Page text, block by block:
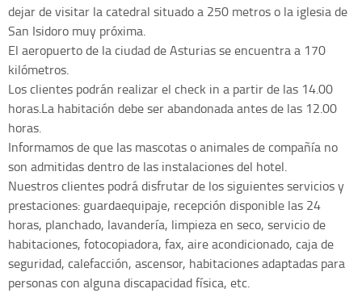
dejar de visitar la catedral situado a 250 metros o la iglesia de
San Isidoro muy próxima.
El aeropuerto de la ciudad de Asturias se encuentra a 170
kilómetros.
Los clientes podrán realizar el check in a partir de las 14.00
horas.La habitación debe ser abandonada antes de las 12.00
horas.
Informamos de que las mascotas o animales de compañía no
son admitidas dentro de las instalaciones del hotel.
Nuestros clientes podrá disfrutar de los siguientes servicios y
prestaciones: guardaequipaje, recepción disponible las 24
horas, planchado, lavandería, limpieza en seco, servicio de
habitaciones, fotocopiadora, fax, aire acondicionado, caja de
seguridad, calefacción, ascensor, habitaciones adaptadas para
personas con alguna discapacidad física, etc.